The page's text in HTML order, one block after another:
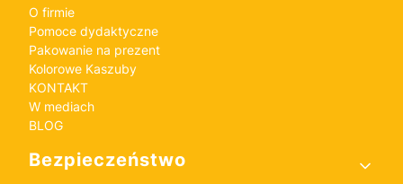
O firmie
Pomoce dydaktyczne
Pakowanie na prezent
Kolorowe Kaszuby
KONTAKT
W mediach
BLOG
Bezpieczeństwo